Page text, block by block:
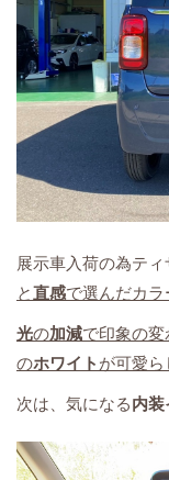
展示車入荷の為テ
と直感で選んだカラ
光の加減で印象の変
のホワイト が可愛ら
次は、気になる内